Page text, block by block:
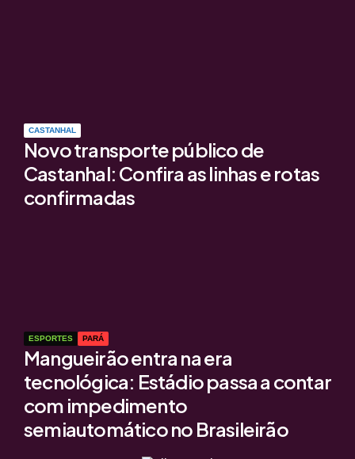
CASTANHAL
Novo transporte público de
Castanhal: Confira as linhas e rotas
confirmadas
ESPORTES PARÁ
Mangueirão entra na era
tecnológica: Estádio passa a contar
com impedimento
semiautomático no Brasileirão